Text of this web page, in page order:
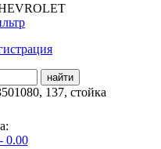
найти
, 137, стойка
0.00